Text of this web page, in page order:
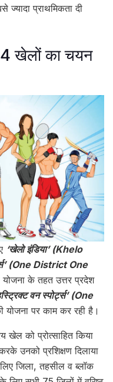
प्राथमिकता दी
खेलों का चयन
‘खेलो इंडिया’ (Khelo
(One District One
के तहत उत्तर प्रदेश
वन स्पोर्ट्स’ (One
योजना पर काम कर रही है।
को प्रोत्साहित किया
उनको प्रशिक्षण दिलाया
जिला, तहसील व ब्लॉक